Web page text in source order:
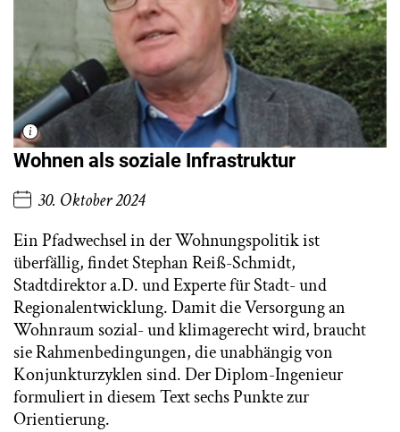
Wohnen als soziale Infrastruktur
30. Oktober 2024
Ein Pfadwechsel in der Wohnungspolitik ist
überfällig, findet Stephan Reiß-Schmidt,
Stadtdirektor a.D. und Experte für Stadt- und
Regionalentwicklung. Damit die Versorgung an
Wohnraum sozial- und klimagerecht wird, braucht
sie Rahmenbedingungen, die unabhängig von
Konjunkturzyklen sind. Der Diplom-Ingenieur
formuliert in diesem Text sechs Punkte zur
Orientierung.